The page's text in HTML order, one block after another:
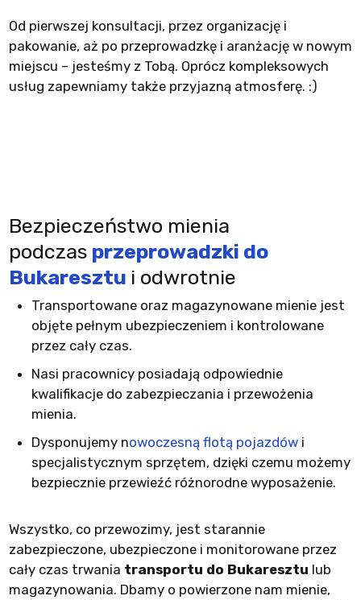
Od pierwszej konsultacji, przez organizację i
pakowanie, aż po przeprowadzkę i aranżację w nowym
miejscu – jesteśmy z Tobą. Oprócz kompleksowych
usług zapewniamy także przyjazną atmosferę. :)
Bezpieczeństwo mienia
podczas przeprowadzki do
Bukaresztu i odwrotnie
Transportowane oraz magazynowane mienie jest
objęte pełnym ubezpieczeniem i kontrolowane
przez cały czas.
Nasi pracownicy posiadają odpowiednie
kwalifikacje do zabezpieczania i przewożenia
mienia.
Dysponujemy nowoczesną flotą pojazdówi
specjalistycznym sprzętem, dzięki czemu możemy
bezpiecznie przewieźć różnorodne wyposażenie.
Wszystko, co przewozimy, jest starannie
zabezpieczone, ubezpieczone i monitorowane przez
cały czas trwania transportu do Bukaresztu lub
magazynowania. Dbamy o powierzone nam mienie,